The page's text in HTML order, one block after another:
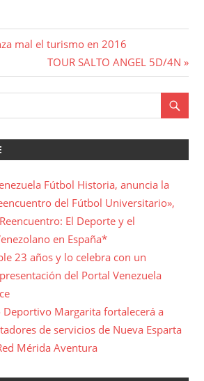
mal el turismo en 2016
Entrada
siguiente:
TOUR SALTO ANGEL 5D/4N
Fútbol Historia, anuncia la
del Fútbol Universitario»,
El Deporte y el
en España*
23 años y lo celebra con un
del Portal Venezuela
Deportivo Margarita fortalecerá a
de servicios de Nueva Esparta
Mérida Aventura